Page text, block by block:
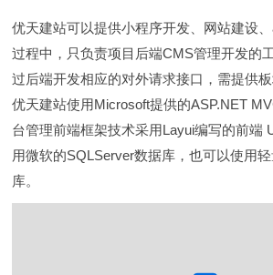
优天建站可以提供小程序开发、网站建设
过程中，只负责项目后端CMS管理开发的
过后端开发相应的对外请求接口，需提供
优天建站使用Microsoft提供的ASP.NET
台管理前端框架技术采用Layui编写的前端
用微软的SQLServer数据库，也可以使用
库。